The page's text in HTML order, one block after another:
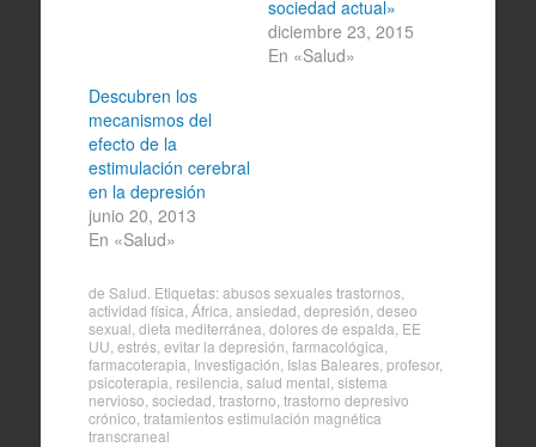
sociedad actual»
diciembre 23, 2015
En «Salud»
Descubren los
mecanismos del
efecto de la
estimulación cerebral
en la depresión
junio 20, 2013
En «Salud»
de Salud . Etiquetas:abusos sexuales trastornos,
actividad física África ansiedad depresión deseo
sexual dieta mediterránea dolores de espalda EE
UU estrés, evitar la depresión farmacológica
farmacoterapia Investigación Islas Baleares, profesor,
psicoterapia resilencia salud mental sistema
nervioso sociedad trastorno trastorno depresivo
crónico tratamientos estimulación magnética
transcraneal